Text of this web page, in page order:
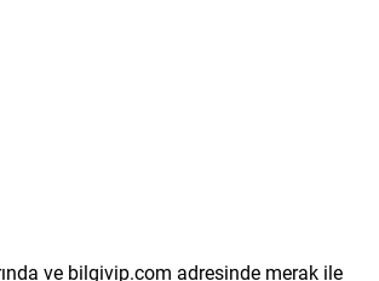
ve bilgivip.com adresinde merak ile